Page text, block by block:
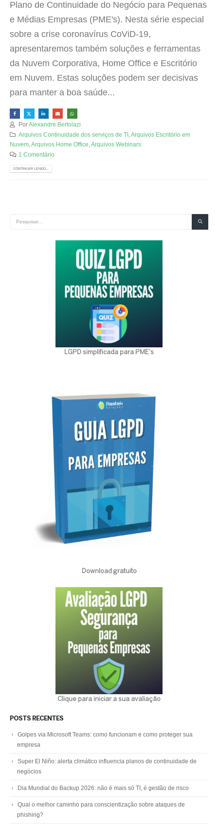
Plano de Continuidade do Negócio para Pequenas
e Médias Empresas (PME's). Nesta série especial
sobre a crise coronavírus CoViD-19,
apresentaremos também soluções e ferramentas
da Nuvem Corporativa, Home Office e Escritório
em Nuvem. Estas soluções podem ser decisivas
para manter a boa saúde...
PorAlexandre Bertolazi
Arquivos Continuidade dos serviços de TI
Arquivos Escritório em
Nuvem Arquivos Home Office Arquivos Webinars
1 Comentário
CONTINUAR LENDO...
LGPD simplificada para PME's
Download gratuito
Clique para iniciar a sua avaliação
POSTS RECENTES
Golpes via Microsoft Teams: como funcionam e como proteger sua
empresa
Super El Niño: alerta climático influencia planos de continuidade de
negócios
Dia Mundial do Backup 2026: não é mais só TI, é gestão de risco
Qual o melhor caminho para conscientização sobre ataques de
phishing?